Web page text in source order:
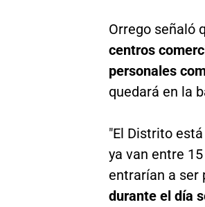
Orrego señaló
centros
personales
quedará en la
"El Distrito
ya van entre
entrarían a ser
durante el día